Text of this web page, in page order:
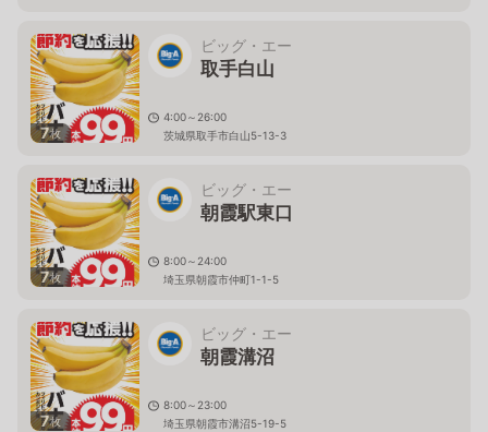
7枚
ビッグ・エー
取手白山
4:00～26:00
茨城県取手市白山5-13-3
7枚
ビッグ・エー
朝霞駅東口
8:00～24:00
埼玉県朝霞市仲町1-1-5
7枚
ビッグ・エー
朝霞溝沼
8:00～23:00
埼玉県朝霞市溝沼5-19-5